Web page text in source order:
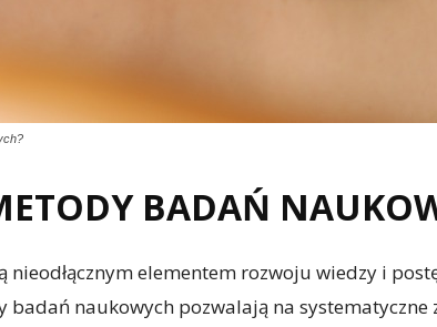
BADAŃ
nieodłącznym elementem rozwoju wiedzy i
badań naukowych pozwalają na systematyczne